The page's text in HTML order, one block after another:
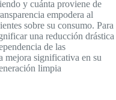
y cuánta proviene de
empodera al
sobre su consumo. Para
una reducción drástica
de las
mejora significativa en su
limpia